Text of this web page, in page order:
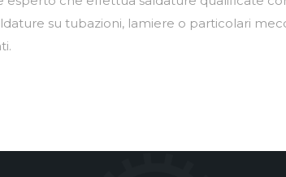
su tubazioni, lamiere o particolari